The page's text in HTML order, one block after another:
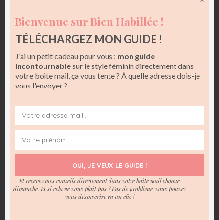
Pour sortir le soir, appuyez un peu plus le maquillage des
yeuxpour capter la lumière et les mettre en valeur. Par
Bienvenue sur Bien Habillée !
TÉLÉCHARGEZ MON GUIDE !
J'ai un petit cadeau pour vous : mon guide
incontournablesur le style féminin directement dans
votre boite mail, ça vous tente ? À quelle adresse dois-je
vous l'envoyer ?
OUI, JE VEUX LE GUIDE !
Et recevez mes conseils directement dans votre boite mail chaque
dimanche. Et si cela ne vous plait pas ? Pas de problème, vous pouvez
vous désinscrire en un clic !